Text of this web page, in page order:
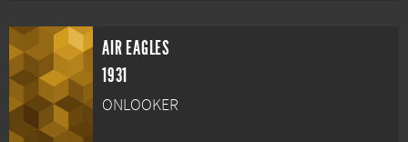
AIR EAGLES
1931
ONLOOKER